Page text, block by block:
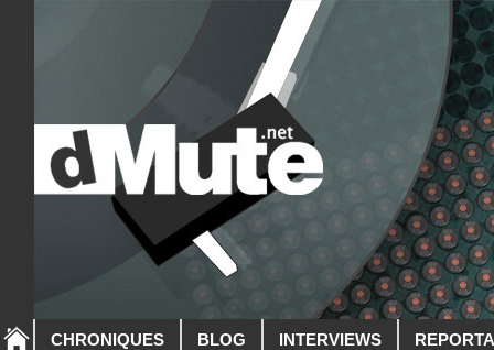
CHRONIQUES BLOG INTERVIEWS